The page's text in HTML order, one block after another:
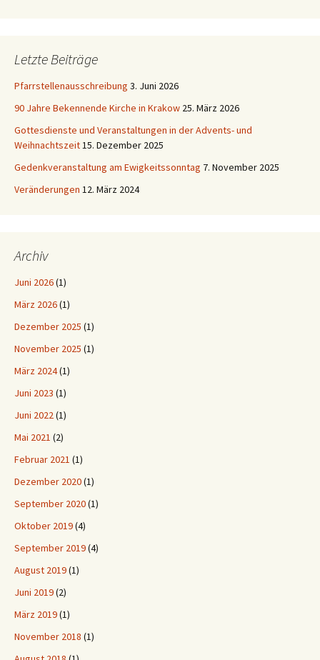
Letzte Beiträge
Pfarrstellenausschreibung 3. Juni 2026
90 Jahre Bekennende Kirche in Krakow 25. März 2026
Gottesdienste und Veranstaltungen in der Advents- und
Weihnachtszeit15. Dezember 2025
Gedenkveranstaltung am Ewigkeitssonntag 7. November 2025
Veränderungen 12. März 2024
Archiv
Juni 2026(1)
März 2026(1)
Dezember 2025 (1)
November 2025 (1)
März 2024(1)
Juni 2023 (1)
Juni 2022(1)
Mai 2021 (2)
Februar 2021 (1)
Dezember 2020(1)
September 2020(1)
Oktober 2019(4)
September 2019(4)
August 2019(1)
Juni 2019(2)
März 2019(1)
November 2018 (1)